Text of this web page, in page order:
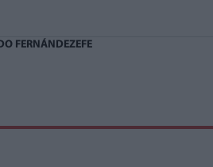
FERNÁNDEZEFE